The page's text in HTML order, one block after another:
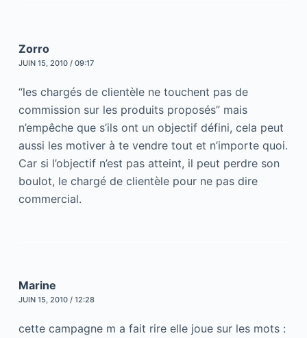
Zorro
JUIN 15, 2010 / 09:17
“les chargés de clientèle ne touchent pas de
commission sur les produits proposés” mais
n’empêche que s’ils ont un objectif défini, cela peut
aussi les motiver à te vendre tout et n’importe quoi.
Car si l’objectif n’est pas atteint, il peut perdre son
boulot, le chargé de clientèle pour ne pas dire
commercial.
Marine
JUIN 15, 2010 / 12:28
cette campagne m a fait rire elle joue sur les mots :